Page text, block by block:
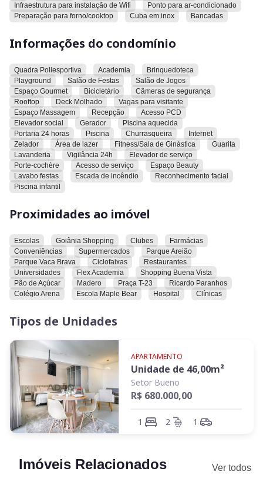
brinquedoteca, playground, salão de festas, salão de jogos,
espaço gourmet, bicicletário, câmeras de segurança, rooftop,
recepção, acesso pcd, elevador social, gerador, piscina
zelador, área de lazer, fitness/sala de ginástica, guarita,
lavanderia, vigilância 24h, elevador de serviço, porte-cochère,
acesso de serviço, espaço beauty, lavabo festas, escada de
incêndio, reconhecimento facial e piscina infantil.
O imóvel está localizado próximo a escolas, Goiânia
Shopping, clubes, farmácias, conveniências, supermercados,
Parque Areião, Parque Vaca Brava, ciclofaixas, restaurantes,
universidades, Flex Academia, Shopping Buena Vista, Pão de
Açúcar, Madero, Praça T-23, Ricardo Paranhos, Colégio Arena,
Escola Maple Bear, hospital e clínicas.
Convidamos você a conhecer este imóvel e verificar
ele oferece.
Infraestrutura para instalação de Wifi
Ponto para ar-condicionado
Preparação para forno/cooktop
Cuba em inox Bancadas
Informações do condomínio
Quadra Poliesportiva Academia
Brinquedoteca
Playground
Salão de Festas
Salão de Jogos
Espaço Gourmet
Bicicletário
Câmeras de segurança
Rooftop
Deck Molhado
Vagas para visitante
Espaço Massagem
Recepção
Acesso PCD
Elevador social
Gerador
Piscina aquecida
Portaria 24 horas
Piscina Churrasqueira
Internet
Zelador
Área de lazer Fitness/Sala de Ginástica
Guarita
Lavanderia
Vigilância 24h
Elevador de serviço
Porte-cochère
Acesso de serviço
Espaço Beauty
Lavabo festas
Escada de incêndio
Reconhecimento facial
Piscina infantil
Proximidades ao imóvel
Escolas Goiânia Shopping Clubes
Farmácias
Conveniências
Supermercados
Parque Areião
Parque Vaca Brava
Ciclofaixas
Restaurantes
Universidades
Flex Academia
Shopping Buena Vista
Pão de Açúcar
Madero Praça T-23
Ricardo Paranhos
Colégio Arena
Escola Maple Bear Hospital Clínicas
Tipos de Unidades
APARTAMENTO
Unidade de 46,00m²
Setor Bueno
R$ 680.000,00
1 2 1
Imóveis Relacionados Ver todos